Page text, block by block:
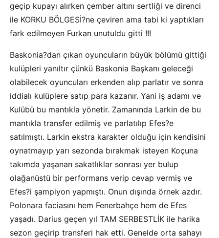
geçip kupayı alırken çember altını sertliği ve direnci
ile KORKU BÖLGESİ?ne çeviren ama tabi ki yaptıkları
fark edilmeyen Furkan unutuldu gitti !!!
Baskonia?dan çıkan oyuncuların büyük bölümü gittiği
kulüpleri yanıltır çünkü Baskonia Başkanı geleceği
olabilecek oyuncuları erkenden alıp parlatır ve sonra
iddialı kulüplere satıp para kazanır. Yani iş adamı ve
Kulübü bu mantıkla yönetir. Zamanında Larkin de bu
mantıkla transfer edilmiş ve parlatılıp Efes?e
satılmıştı. Larkin ekstra karakter olduğu için kendisini
oynatmayıp yarı sezonda bırakmak isteyen Koçuna
takımda yaşanan sakatlıklar sonrası yer bulup
olağanüstü bir performans verip cevap vermiş ve
Efes?i şampiyon yapmıştı. Onun dışında örnek azdır.
Polonara faciasını hem Fenerbahçe hem de Efes
yaşadı. Darius geçen yıl TAM SERBESTLİK ile harika
sezon geçirip transferi hak etti. Genelde orta sahayı